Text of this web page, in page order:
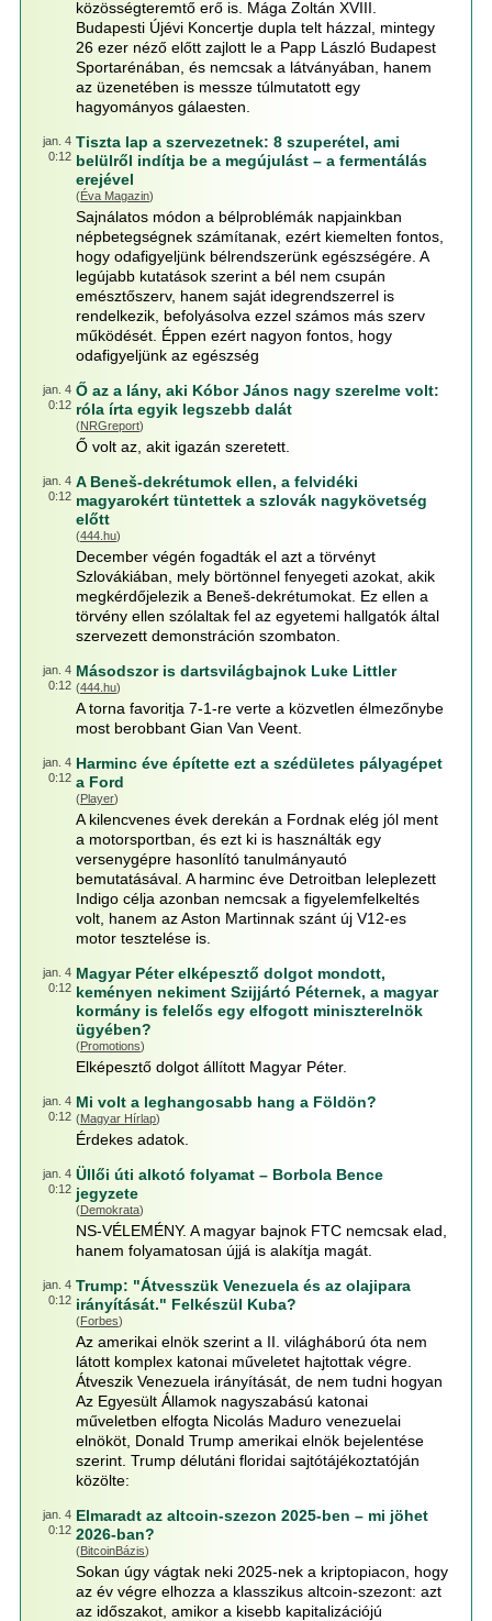
közösségteremtő erő is. Mága Zoltán XVIII.
Budapesti Újévi Koncertje dupla telt házzal, mintegy
26 ezer néző előtt zajlott le a Papp László Budapest
Sportarénában, és nemcsak a látványában, hanem
az üzenetében is messze túlmutatott egy
hagyományos gálaesten.
jan. 4
0:12
Tiszta lap a szervezetnek: 8 szuperétel, ami
belülről indítja be a megújulást – a fermentálás
erejével
(Éva Magazin)
Sajnálatos módon a bélproblémák napjainkban
népbetegségnek számítanak, ezért kiemelten fontos,
hogy odafigyeljünk bélrendszerünk egészségére. A
legújabb kutatások szerint a bél nem csupán
emésztőszerv, hanem saját idegrendszerrel is
rendelkezik, befolyásolva ezzel számos más szerv
működését. Éppen ezért nagyon fontos, hogy
odafigyeljünk az egészség
jan. 4
0:12
Ő az a lány, aki Kóbor János nagy szerelme volt:
róla írta egyik legszebb dalát
(NRGreport)
Ő volt az, akit igazán szeretett.
jan. 4
0:12
A Beneš-dekrétumok ellen, a felvidéki
magyarokért tüntettek a szlovák nagykövetség
előtt
(444.hu)
December végén fogadták el azt a törvényt
Szlovákiában, mely börtönnel fenyegeti azokat, akik
megkérdőjelezik a Beneš-dekrétumokat. Ez ellen a
törvény ellen szólaltak fel az egyetemi hallgatók által
szervezett demonstráción szombaton.
jan. 4
0:12
Másodszor is dartsvilágbajnok Luke Littler
(444.hu)
A torna favoritja 7-1-re verte a közvetlen élmezőnybe
most berobbant Gian Van Veent.
jan. 4
0:12
Harminc éve építette ezt a szédületes pályagépet
a Ford
(Player)
A kilencvenes évek derekán a Fordnak elég jól ment
a motorsportban, és ezt ki is használták egy
versenygépre hasonlító tanulmányautó
bemutatásával. A harminc éve Detroitban leleplezett
Indigo célja azonban nemcsak a figyelemfelkeltés
volt, hanem az Aston Martinnak szánt új V12-es
motor tesztelése is.
jan. 4
0:12
Magyar Péter elképesztő dolgot mondott,
keményen nekiment Szijjártó Péternek, a magyar
kormány is felelős egy elfogott miniszterelnök
ügyében?
(Promotions)
Elképesztő dolgot állított Magyar Péter.
jan. 4
0:12
Mi volt a leghangosabb hang a Földön?
(Magyar Hírlap)
Érdekes adatok.
jan. 4
0:12
Üllői úti alkotó folyamat – Borbola Bence
jegyzete
(Demokrata)
NS-VÉLEMÉNY. A magyar bajnok FTC nemcsak elad,
hanem folyamatosan újjá is alakítja magát.
jan. 4
0:12
Trump: "Átvesszük Venezuela és az olajipara
irányítását." Felkészül Kuba?
(Forbes)
Az amerikai elnök szerint a II. világháború óta nem
látott komplex katonai műveletet hajtottak végre.
Átveszik Venezuela irányítását, de nem tudni hogyan
Az Egyesült Államok nagyszabású katonai
műveletben elfogta Nicolás Maduro venezuelai
elnököt, Donald Trump amerikai elnök bejelentése
szerint. Trump délutáni floridai sajtótájékoztatóján
közölte:
jan. 4
0:12
Elmaradt az altcoin-szezon 2025-ben – mi jöhet
2026-ban?
(BitcoinBázis)
Sokan úgy vágtak neki 2025-nek a kriptopiacon, hogy
az év végre elhozza a klasszikus altcoin-szezont: azt
az időszakot, amikor a kisebb kapitalizációjú